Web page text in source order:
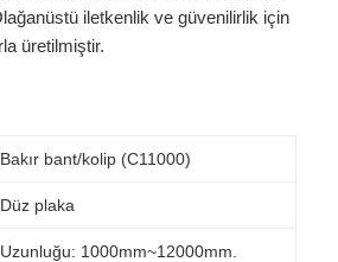
iletkenlik ve güvenilirlik için
üretilmiştir.
Bakır bant/kolip (C11000)
Düz plaka
Uzunluğu: 1000mm~12000mm.